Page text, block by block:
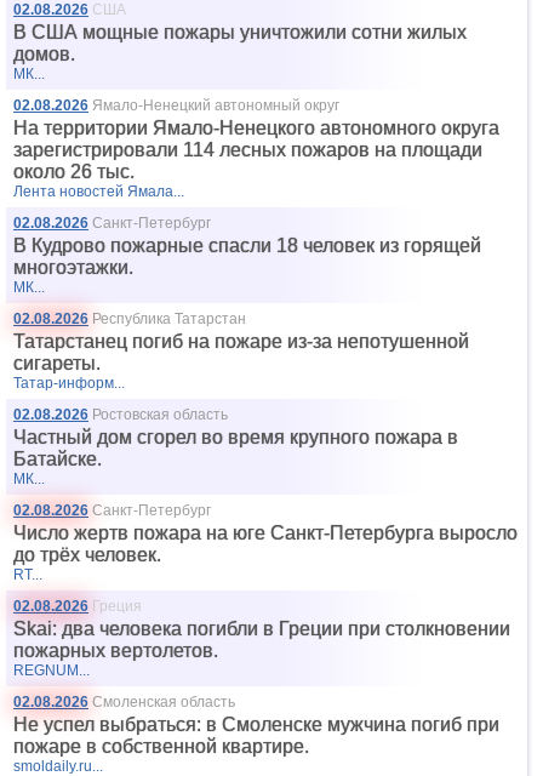
02.08.2026 США
В США мощные пожары уничтожили сотни жилых
домов.
МК...
02.08.2026 Ямало-Ненецкий автономный округ
На территории Ямало-Ненецкого автономного округа
зарегистрировали 114 лесных пожаров на площади
около 26 тыс.
Лента новостей Ямала...
02.08.2026 Санкт-Петербург
В Кудрово пожарные спасли 18 человек из горящей
многоэтажки.
МК...
02.08.2026 Республика Татарстан
Татарстанец погиб на пожаре из-за непотушенной
сигареты.
Татар-информ...
02.08.2026 Ростовская область
Частный дом сгорел во время крупного пожара в
Батайске.
МК...
02.08.2026 Санкт-Петербург
Число жертв пожара на юге Санкт-Петербурга выросло
до трёх человек.
RT...
02.08.2026 Греция
Skai: два человека погибли в Греции при столкновении
пожарных вертолетов.
REGNUM...
02.08.2026 Смоленская область
Не успел выбраться: в Смоленске мужчина погиб при
пожаре в собственной квартире.
smoldaily.ru...